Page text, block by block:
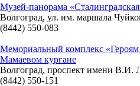
Музей-панорама
Волгоград, ул. им. маршала
(8442) 550-083
Мемориальный комплекс
Мамаевом кургане
Волгоград, проспект имени В.И.
(8442) 550-151